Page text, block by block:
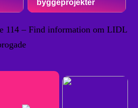
byggeprojekter
114 – Find information om LIDL